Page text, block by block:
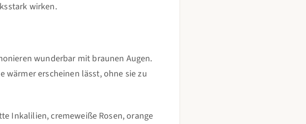
wirken.
wunderbar mit braunen Augen.
wärmer erscheinen lässt, ohne sie zu
Inkalilien, cremeweiße Rosen, orange